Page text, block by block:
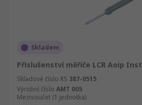
Skladem
Příslušenství měřiče LCR Aoip
Skladové číslo RS 387-0515
Výrobní číslo AMT 005
Mezisoučet (1 jednotka)